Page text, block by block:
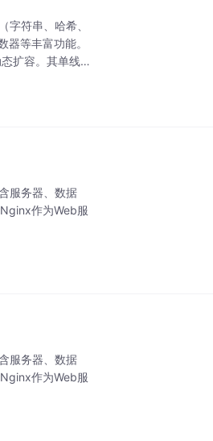
符串、哈希、
等丰富功能。
扩容。其单线
服务器、数据
作为Web服
服务器、数据
作为Web服